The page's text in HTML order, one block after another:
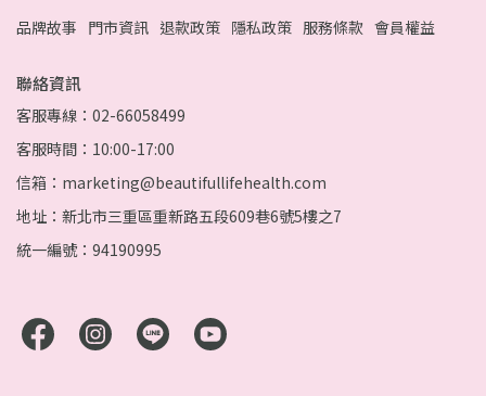
品牌故事 門市資訊 退款政策 隱私政策 服務條款 會員權益
聯絡資訊
客服專線：02-66058499
客服時間：10:00-17:00
信箱：marketing@beautifullifehealth.com
地址：新北市三重區重新路五段609巷6號5樓之7
統一編號：94190995